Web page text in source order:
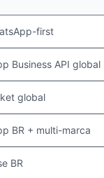
first
Business API global
global
BR + multi-marca
BR